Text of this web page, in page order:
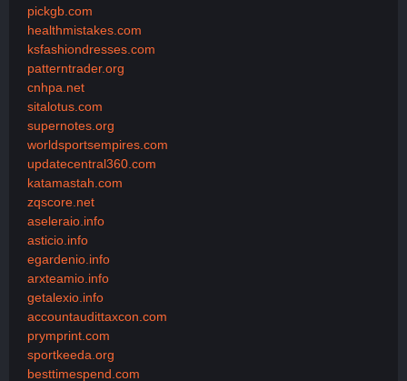
pickgb.com
healthmistakes.com
ksfashiondresses.com
patterntrader.org
cnhpa.net
sitalotus.com
supernotes.org
worldsportsempires.com
updatecentral360.com
katamastah.com
zqscore.net
aseleraio.info
asticio.info
egardenio.info
arxteamio.info
getalexio.info
accountaudittaxcon.com
prymprint.com
sportkeeda.org
besttimespend.com